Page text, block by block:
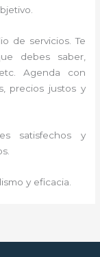
de servicios. Te
debes saber,
Agenda con
precios justos y
satisfechos y
y eficacia.